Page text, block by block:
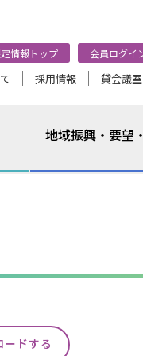
情報トップ 会員ログイ
採用情報 貸会議
地域振興・要望
ードする